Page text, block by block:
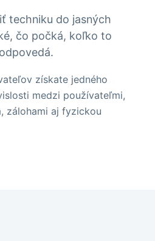
techniku do jasných
čo počká, koľko to
získate jedného
medzi používateľmi,
zálohami aj fyzickou